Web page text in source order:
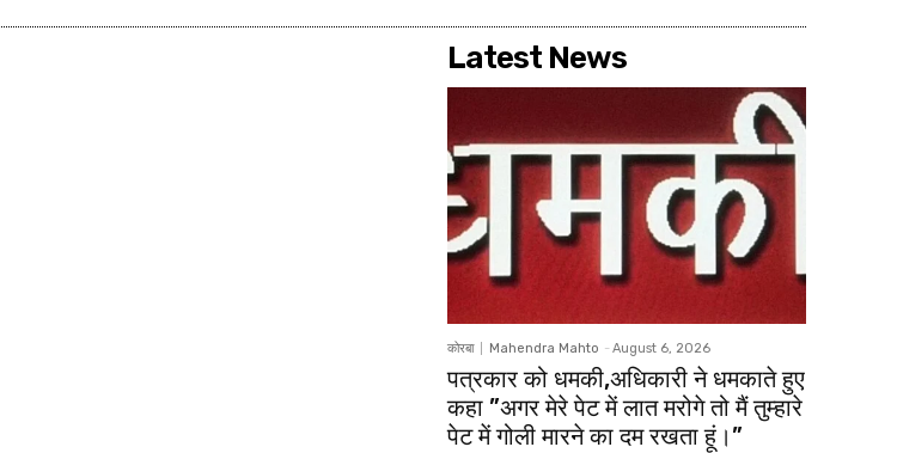
Latest News
कोरबा Mahendra Mahto - August 6, 2026
पत्रकार को धमकी,अधिकारी ने धमकाते हुए
कहा ”अगर मेरे पेट में लात मरोगे तो मैं तुम्हारे
पेट में गोली मारने का दम रखता हूं।”